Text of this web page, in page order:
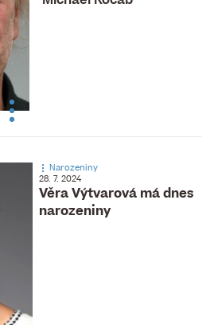
Věra Výtvarová má dnes
narozeniny
Narozeniny
28. 7. 2024